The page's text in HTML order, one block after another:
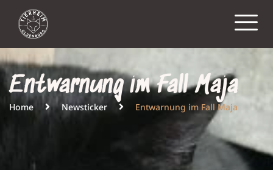
Entwarnung im Fall Maja
Home Newsticker Entwarnung im Fall Maja